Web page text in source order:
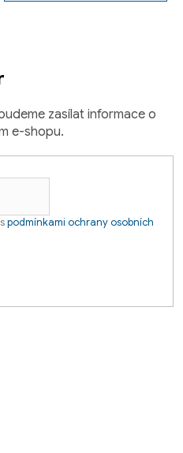
zasílat informace o
e-shopu.
podmínkami ochrany osobních